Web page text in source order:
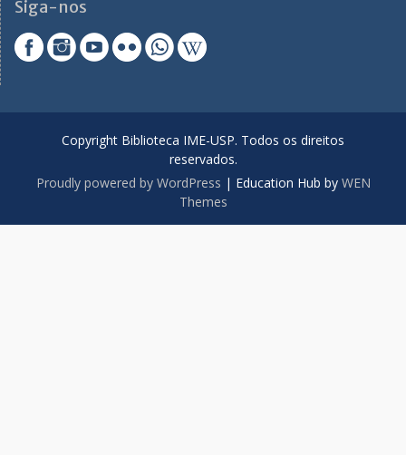
Siga-nos
Copyright Biblioteca IME-USP. Todos os direitos
reservados.
Proudly powered by WordPress | Education Hub by WEN
Themes